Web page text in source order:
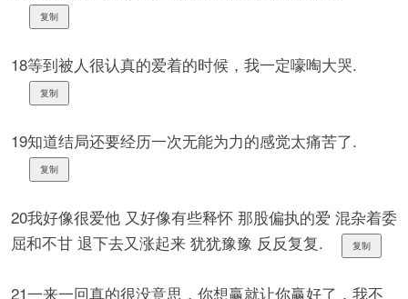
复制
18等到被人很认真的爱着的时候，我一定嚎啕大哭.
复制
19知道结局还要经历一次无能为力的感觉太痛苦了.
复制
20我好像很爱他 又好像有些释怀 那股偏执的爱 混杂着委
屈和不甘 退下去又涨起来 犹犹豫豫 反反复复.
复制
21一来一回真的很没意思，你想赢就让你赢好了，我不